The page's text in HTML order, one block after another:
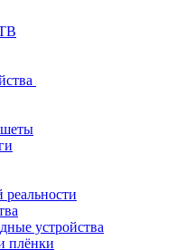
устройства
плёнки